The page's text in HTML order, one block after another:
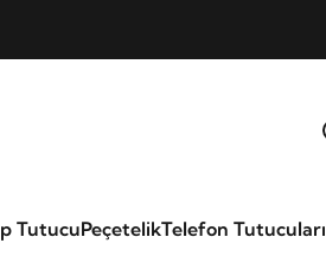
TutucuPeçetelikTelefon Tutucuları